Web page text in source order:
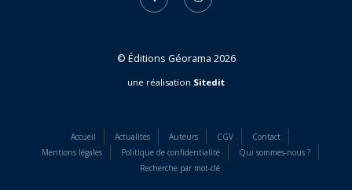
© Éditions Géorama 2026
une réalisation Sitedit
Accueil Actualités Auteurs CGV
Contact
Mentions légales
Politique de confidentialité
Qui sommes-nous ?
Recherche par mot-clé